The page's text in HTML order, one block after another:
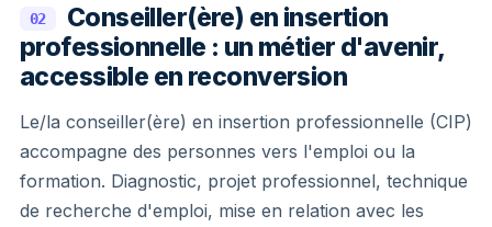
02
Conseiller(ère) en insertion
professionnelle : un métier d'avenir,
accessible en reconversion
Le/la conseiller(ère) en insertion professionnelle (CIP)
accompagne des personnes vers l'emploi ou la
formation. Diagnostic, projet professionnel, technique
de recherche d'emploi, mise en relation avec les